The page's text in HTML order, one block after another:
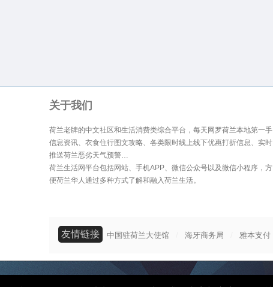
关于我们
荷兰老牌的中文社区和生活消费类综合平台，每天网罗荷兰本地第一手
信息资讯、衣食住行图文攻略、各类限时线上线下优惠打折信息、实时
推送荷兰恶劣天气预警…
荷兰生活网平台包括网站、手机APP、微信公众号以及微信小程序，方
便荷兰华人通过多种方式了解和融入荷兰生活。
友情链接 中国驻荷兰大使馆 海牙商务局 雅本支付